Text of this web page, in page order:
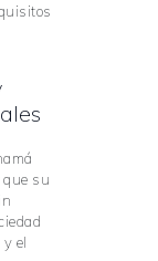
su
el